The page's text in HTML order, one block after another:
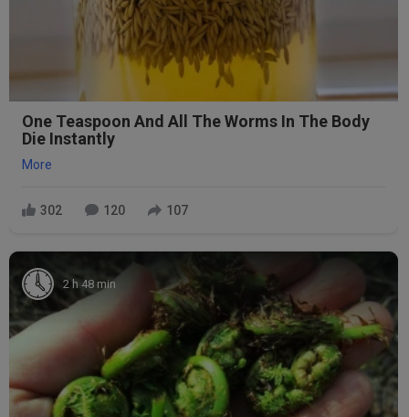
One Teaspoon And All The Worms In The Body
Die Instantly
More
302 120 107
2 h 48 min